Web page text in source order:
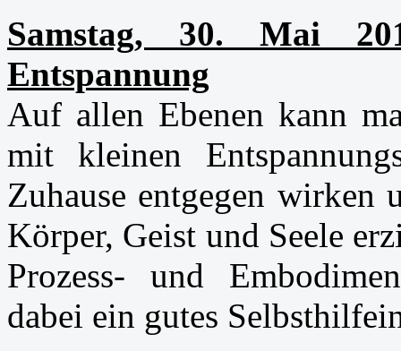
Samstag, 30. Mai
Entspannung
Auf allen Ebenen kann
mit kleinen
Zuhause entgegen
Körper, Geist und Seele
Prozess- und
dabei ein gutes